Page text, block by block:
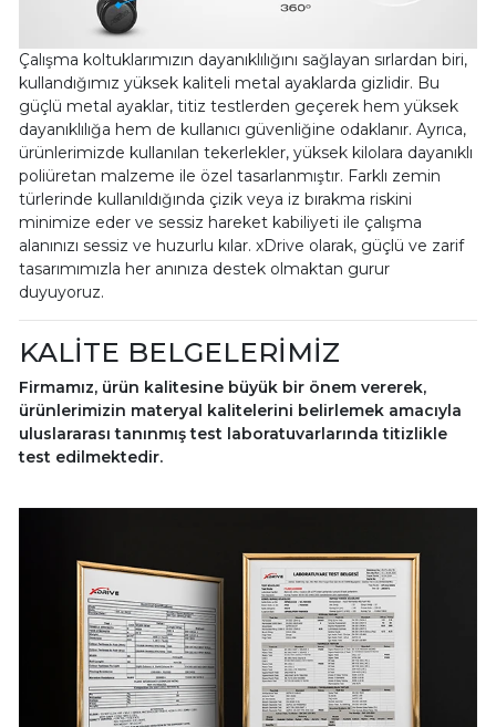
Çalışma koltuklarımızın dayanıklılığını sağlayan sırlardan biri,
kullandığımız yüksek kaliteli metal ayaklarda gizlidir. Bu
güçlü metal ayaklar, titiz testlerden geçerek hem yüksek
dayanıklılığa hem de kullanıcı güvenliğine odaklanır. Ayrıca,
ürünlerimizde kullanılan tekerlekler, yüksek kilolara dayanıklı
poliüretan malzeme ile özel tasarlanmıştır. Farklı zemin
türlerinde kullanıldığında çizik veya iz bırakma riskini
minimize eder ve sessiz hareket kabiliyeti ile çalışma
alanınızı sessiz ve huzurlu kılar. xDrive olarak, güçlü ve zarif
tasarımımızla her anınıza destek olmaktan gurur
duyuyoruz.
KALİTE BELGELERİMİZ
Firmamız, ürün kalitesine büyük bir önem vererek,
ürünlerimizin materyal kalitelerini belirlemek amacıyla
uluslararası tanınmış test laboratuvarlarında titizlikle
test edilmektedir.